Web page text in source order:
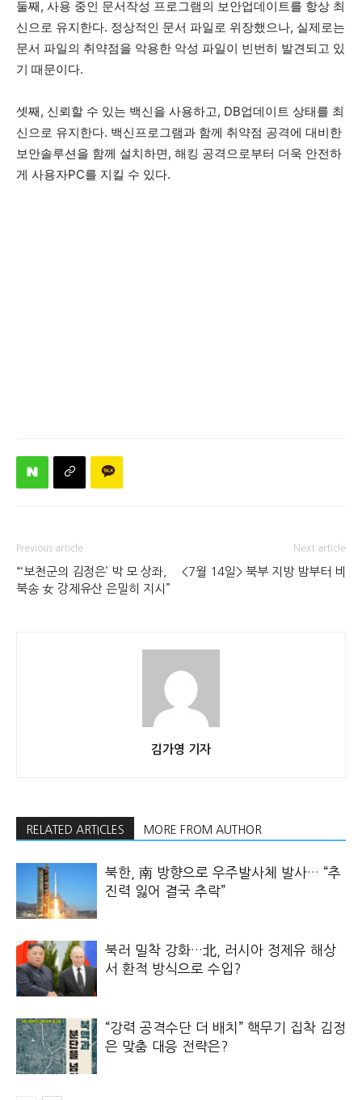
둘째, 사용 중인 문서작성 프로그램의 보안업데이트를 항상 최
신으로 유지한다. 정상적인 문서 파일로 위장했으나, 실제로는
문서 파일의 취약점을 악용한 악성 파일이 빈번히 발견되고 있
기 때문이다.
셋째, 신뢰할 수 있는 백신을 사용하고, DB업데이트 상태를 최
신으로 유지한다. 백신프로그램과 함께 취약점 공격에 대비한
보안솔루션을 함께 설치하면, 해킹 공격으로부터 더욱 안전하
게 사용자PC를 지킬 수 있다.
Previous article
“‘보천군의 김정은’ 박 모 상좌,
북송 女 강제유산 은밀히 지시”
Next article
<7월 14일> 북부 지방 밤부터 비
김가영 기자
RELATED ARTICLES MORE FROM AUTHOR
북한, 南 방향으로 우주발사체 발사… “추
진력 잃어 결국 추락”
북러 밀착 강화…北, 러시아 정제유 해상
서 환적 방식으로 수입?
“강력 공격수단 더 배치” 핵무기 집착 김정
은 맞춤 대응 전략은?